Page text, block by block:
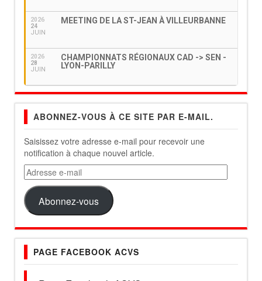
2026
24
JUIN
MEETING DE LA ST-JEAN À VILLEURBANNE
2026
28
JUIN
CHAMPIONNATS RÉGIONAUX CAD -> SEN -
LYON-PARILLY
ABONNEZ-VOUS À CE SITE PAR E-MAIL.
Saisissez votre adresse e-mail pour recevoir une
notification à chaque nouvel article.
Adresse
e-
mail
Abonnez-vous
PAGE FACEBOOK ACVS